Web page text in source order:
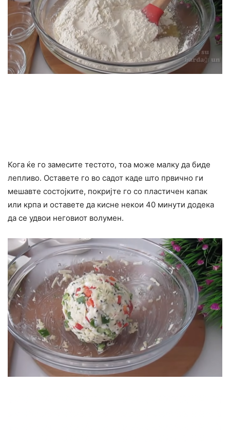
Кога ќе го замесите тестото, тоа може малку да биде
лепливо. Оставете го во садот каде што првично ги
мешавте состојките, покријте го со пластичен капак
или крпа и оставете да кисне некои 40 минути додека
да се удвои неговиот волумен.